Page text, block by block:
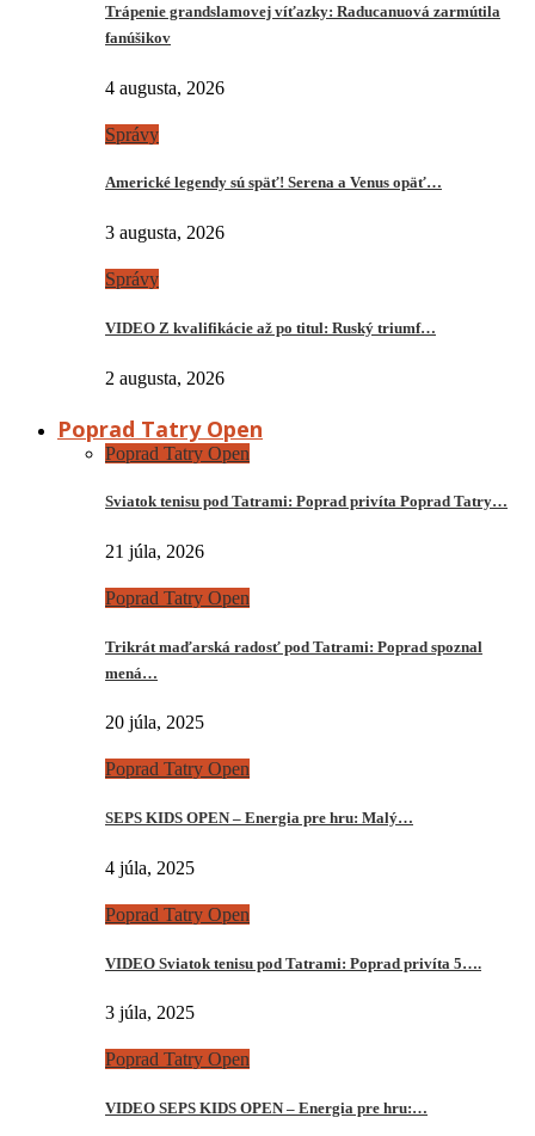
Trápenie grandslamovej víťazky: Raducanuová zarmútila
fanúšikov
4 augusta, 2026
Správy
Americké legendy sú späť! Serena a Venus opäť…
3 augusta, 2026
Správy
VIDEO Z kvalifikácie až po titul: Ruský triumf…
2 augusta, 2026
Poprad Tatry Open
Poprad Tatry Open
Sviatok tenisu pod Tatrami: Poprad privíta Poprad Tatry…
21 júla, 2026
Poprad Tatry Open
Trikrát maďarská radosť pod Tatrami: Poprad spoznal
mená…
20 júla, 2025
Poprad Tatry Open
SEPS KIDS OPEN – Energia pre hru: Malý…
4 júla, 2025
Poprad Tatry Open
VIDEO Sviatok tenisu pod Tatrami: Poprad privíta 5….
3 júla, 2025
Poprad Tatry Open
VIDEO SEPS KIDS OPEN – Energia pre hru:…